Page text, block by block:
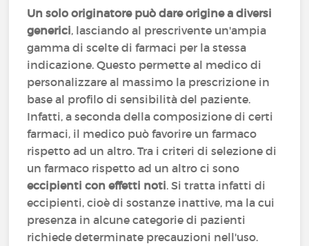
Un solo originatore può dare origine a diversi
generici, lasciando al prescrivente un'ampia
gamma di scelte di farmaci per la stessa
indicazione. Questo permette al medico di
personalizzare al massimo la prescrizione in
base al profilo di sensibilità del paziente.
Infatti, a seconda della composizione di certi
farmaci, il medico può favorire un farmaco
rispetto ad un altro. Tra i criteri di selezione di
un farmaco rispetto ad un altro ci sono
eccipienti con effetti noti. Si tratta infatti di
eccipienti, cioè di sostanze inattive, ma la cui
presenza in alcune categorie di pazienti
richiede determinate precauzioni nell'uso.